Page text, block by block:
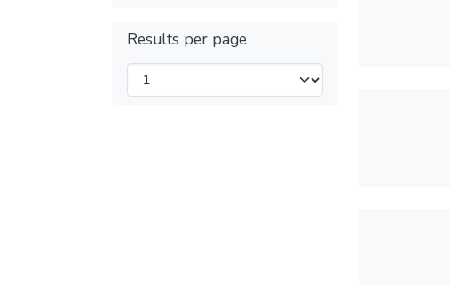
Results per page